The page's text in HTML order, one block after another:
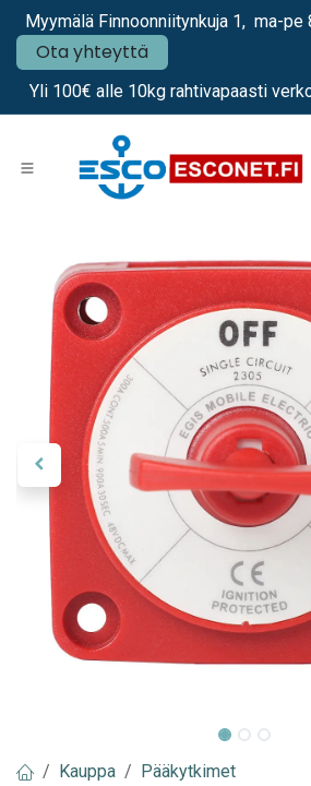
Siirry sisältöön
Myymälä Finnoonniitynkuja 1, ma-pe
Ota yhteyttä
Yli 100€ alle 10kg rahtivapaasti
Kauppa
Pääkytkimet